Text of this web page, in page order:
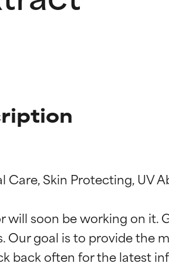
Skin Protecting, UV
will soon be working on it.
Our goal is to provide the
attivo eccezionale per la
attivo eccezionale per la